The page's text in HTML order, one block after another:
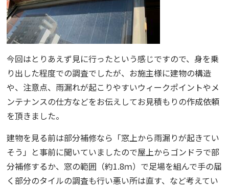
今回はとりあえず見に行ったという感じですので、身を乗
り出した程度での調査でしたが、お施主様に建物の構造
や、注意点、雨漏れが起こりやすいウィークポイントやメ
ンテナンスの仕方などをお伝えしてお見積もりの作成依頼
を頂きました。
建物を見る前は部分補修なら「窓上から雨漏りが起きてい
そう」と事前に聞いていましたので屋上からゴンドラで部
分補修するか、窓の範囲（約1.8ｍ）で足場を組んで手の届
く部分のタイルの調査も行い悪い所は直す、など考えてい